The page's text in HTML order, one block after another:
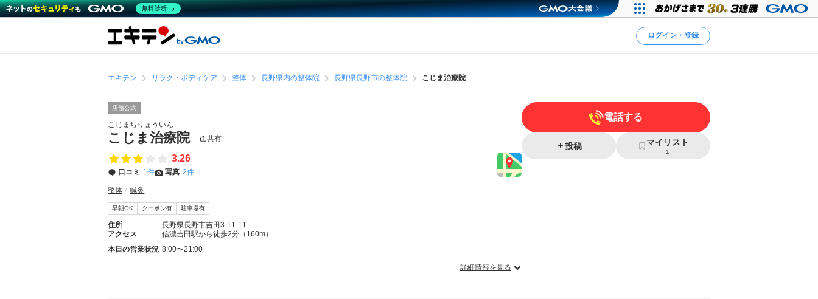
ログイン・登録
エキテン リラク・ボディケア 整体 長野県内の整体院 長野県長野市の整体院 こじま治療院
店舗公式
こじまちりょういん
こじま治療院 共有
3.26
口コミ 1件 写真 2件
整体 鍼灸
早朝OK クーポン有 駐車場有
住所
長野県長野市吉田3-11-11
アクセス
信濃吉田駅から徒歩2分（160m）
本日の営業状況 8:00〜21:00
詳細情報を見る
電話する
投稿 マイリスト
1
無料診断